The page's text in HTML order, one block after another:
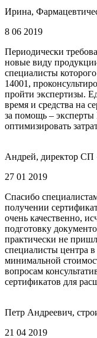
Ирина,
8 06 2019
Периодически
новые виду
специалисты
14001,
пройти экспертизы.
время и средства на
за помощь –
оптимизировать
Андрей, директор СП
27 01 2019
Спасибо
получении
очень качественно,
подготовку
практически не
специалисты центра
минимальной
вопросам
сертификатов для
Петр Андреевич,
21 04 2019